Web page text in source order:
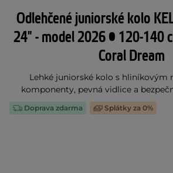
Odlehčené juniorské kolo
24" - model 2026 • 120-140
Coral Dream
Lehké juniorské kolo s hliníkovým
komponenty, pevná vidlice a
Doprava zdarma Splátky za 0%